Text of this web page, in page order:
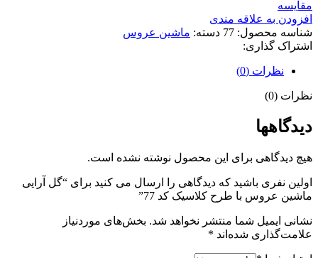
مقايسه
افزودن به علاقه مندی
شناسه محصول: 77 دسته: ماشین عروس
اشتراک گذاری:
نظرات (0)
نظرات (0)
دیدگاهها
هیچ دیدگاهی برای این محصول نوشته نشده است.
اولین نفری باشید که دیدگاهی را ارسال می کنید برای “گل آرایی
ماشین عروس با طرح کلاسیک کد 77”
نشانی ایمیل شما منتشر نخواهد شد. بخش‌های موردنیاز
علامت‌گذاری شده‌اند *